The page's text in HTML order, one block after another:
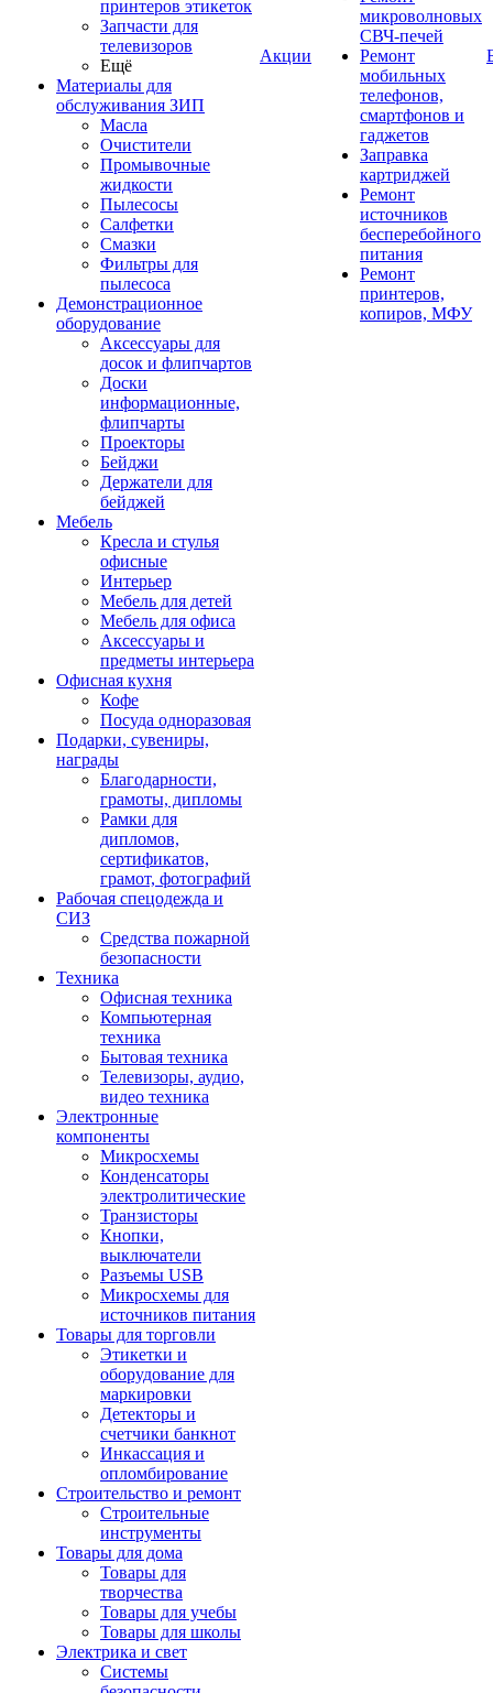
принтеров этикеток
Запчасти для
телевизоров
Ещё
Материалы для
обслуживания ЗИП
Масла
Очистители
Промывочные
жидкости
Пылесосы
Салфетки
Смазки
Фильтры для
пылесоса
Демонстрационное
оборудование
Аксессуары для
досок и флипчартов
Доски
информационные,
флипчарты
Проекторы
Бейджи
Держатели для
бейджей
Мебель
Кресла и стулья
офисные
Интерьер
Мебель для детей
Мебель для офиса
Аксессуары и
предметы интерьера
Офисная кухня
Кофе
Посуда одноразовая
Подарки, сувениры,
награды
Благодарности,
грамоты, дипломы
Рамки для
дипломов,
сертификатов,
грамот, фотографий
Рабочая спецодежда и
СИЗ
Средства пожарной
безопасности
Техника
Офисная техника
Компьютерная
техника
Бытовая техника
Телевизоры, аудио,
видео техника
Электронные
компоненты
Микросхемы
Конденсаторы
электролитические
Транзисторы
Кнопки,
выключатели
Разъемы USB
Микросхемы для
источников питания
Товары для торговли
Этикетки и
оборудование для
маркировки
Детекторы и
счетчики банкнот
Инкассация и
опломбирование
Строительство и ремонт
Строительные
инструменты
Товары для дома
Товары для
творчества
Товары для учебы
Товары для школы
Электрика и свет
Системы
Акции
микроволновых
СВЧ-печей
Ремонт
мобильных
телефонов,
смартфонов и
гаджетов
Заправка
картриджей
Ремонт
источников
бесперебойного
питания
Ремонт
принтеров,
копиров, МФУ